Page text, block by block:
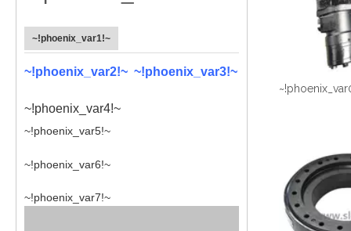
~!phoenix_var1!~
~!phoenix_var2!~ ~!phoenix_var3!~
~!phoenix_var4!~
~!phoenix_var5!~
~!phoenix_var6!~
~!phoenix_var7!~